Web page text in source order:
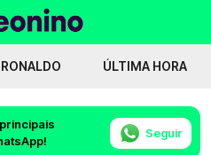
ÚLTIMA HORA
Seguir